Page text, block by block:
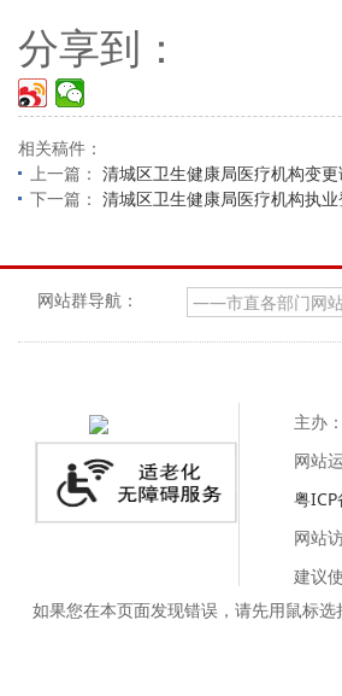
分享到：
相关稿件：
上一篇： 清城区卫生健康局医疗机构变
下一篇： 清城区卫生健康局医疗机构执业
网站群导航：
主办
网站
粤
网站
建议
如果您在本页面发现错误，请先用鼠标